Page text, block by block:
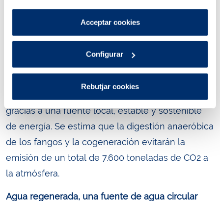
per tant, no es poden desactivar.
Pots consultar més informació a la nostra
Acceptar cookies
Configurar
Rebutjar cookies
permitirá disminuir considerablemente el
volumen de fangos residuales a gestionar, y
además, recuperar su energía útil.
gracias a una fuente local, estable y sostenible
de energía. Se estima que la digestión anaeróbica
de los fangos y la cogeneración evitarán la
emisión de un total de 7.600 toneladas de CO2 a
la atmósfera.
Agua regenerada, una fuente de agua circular